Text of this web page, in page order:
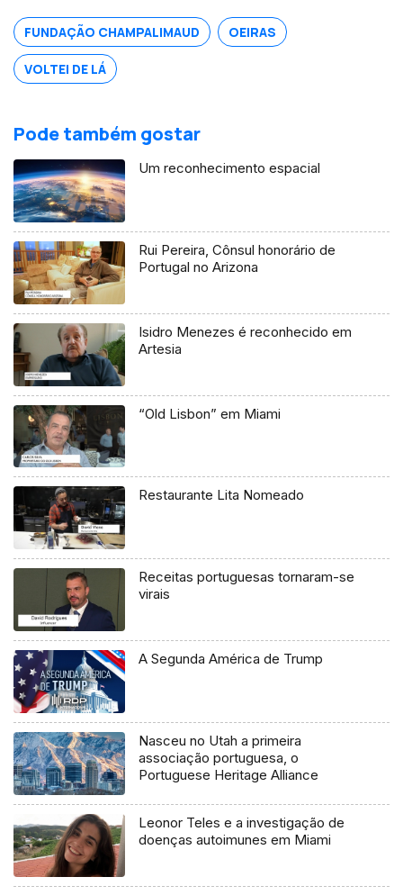
FUNDAÇÃO CHAMPALIMAUD OEIRAS
VOLTEI DE LÁ
Pode também gostar
Um reconhecimento espacial
Rui Pereira, Cônsul honorário de
Portugal no Arizona
Isidro Menezes é reconhecido em
Artesia
“Old Lisbon” em Miami
Restaurante Lita Nomeado
Receitas portuguesas tornaram-se
virais
A Segunda América de Trump
Nasceu no Utah a primeira
associação portuguesa, o
Portuguese Heritage Alliance
Leonor Teles e a investigação de
doenças autoimunes em Miami